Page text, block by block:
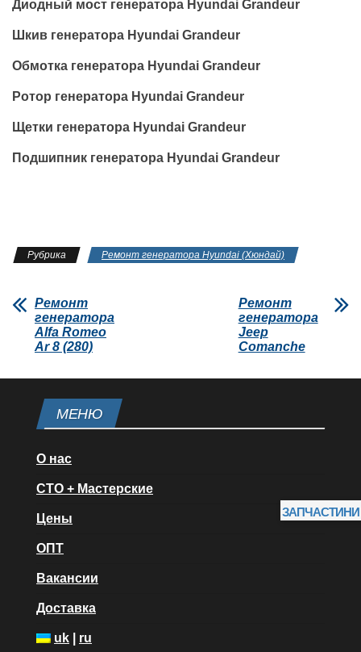
Диодный мост генератора Hyundai Grandeur
Шкив генератора Hyundai Grandeur
Обмотка генератора Hyundai Grandeur
Ротор генератора Hyundai Grandeur
Щетки генератора Hyundai Grandeur
Подшипник генератора Hyundai Grandeur
Рубрика Ремонт генератора Hyundai (Хюндай)
Ремонт
генератора
Alfa Romeo
Ar 8 (280)
Ремонт
генератора
Jeep
Comanche
МЕНЮ
О нас
СТО + Мастерские
Цены
ОПТ
Вакансии
Доставка
uk ru
ЗАПЧАСТИНИ